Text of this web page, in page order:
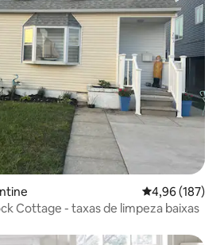
4,96 de uma
4,96 (187)
Cottage - taxas de limpeza baixas